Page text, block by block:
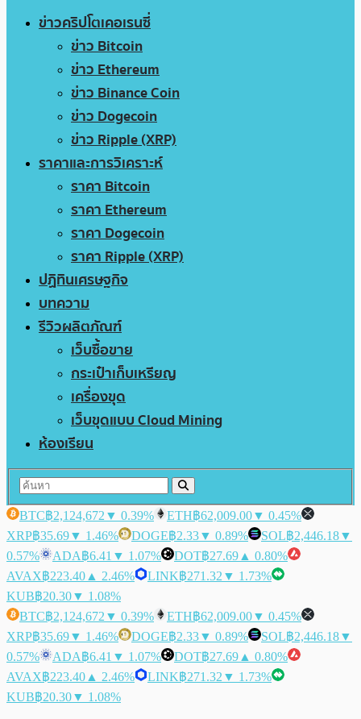
ข่าวคริปโตเคอเรนซี่
ข่าว Bitcoin
ข่าว Ethereum
ข่าว Binance Coin
ข่าว Dogecoin
ข่าว Ripple (XRP)
ราคาและการวิเคราะห์
ราคา Bitcoin
ราคา Ethereum
ราคา Dogecoin
ราคา Ripple (XRP)
ปฏิทินเศรษฐกิจ
บทความ
รีวิวผลิตภัณฑ์
เว็บซื้อขาย
กระเป๋าเก็บเหรียญ
เครื่องขุด
เว็บขุดแบบ Cloud Mining
ห้องเรียน
BTC฿2,124,672 ▼ 0.39% ETH฿62,009.00▼ 0.45%
XRP฿35.69▼ 1.46% DOGE฿2.33▼ 0.89% SOL฿2,446.18▼
0.57%
ADA฿6.41 ▼ 1.07% DOT฿27.69 ▲ 0.80%
AVAX฿223.40 ▲ 2.46% LINK฿271.32 ▼ 1.73%
KUB฿20.30▼ 1.08%
BTC฿2,124,672 ▼ 0.39% ETH฿62,009.00▼ 0.45%
XRP฿35.69▼ 1.46% DOGE฿2.33▼ 0.89% SOL฿2,446.18▼
0.57%
ADA฿6.41 ▼ 1.07% DOT฿27.69 ▲ 0.80%
AVAX฿223.40 ▲ 2.46% LINK฿271.32 ▼ 1.73%
KUB฿20.30▼ 1.08%